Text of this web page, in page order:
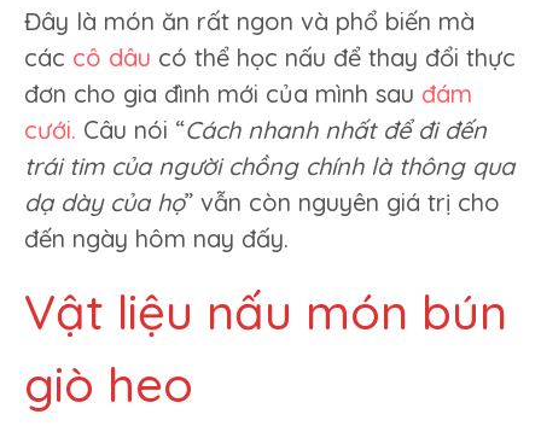
Đây là món ăn rất ngon và phổ biến mà
các cô dâu có thể học nấu để thay đổi thực
đơn cho gia đình mới của mình sau đám
cưới. Câu nói “Cách nhanh nhất để đi đến
trái tim của người chồng chính là thông qua
dạ dày của họ” vẫn còn nguyên giá trị cho
đến ngày hôm nay đấy.
Vật liệu nấu món bún
giò heo